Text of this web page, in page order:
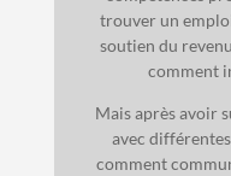
trouver un
soutien du
comment
Mais après avoir
avec
comment